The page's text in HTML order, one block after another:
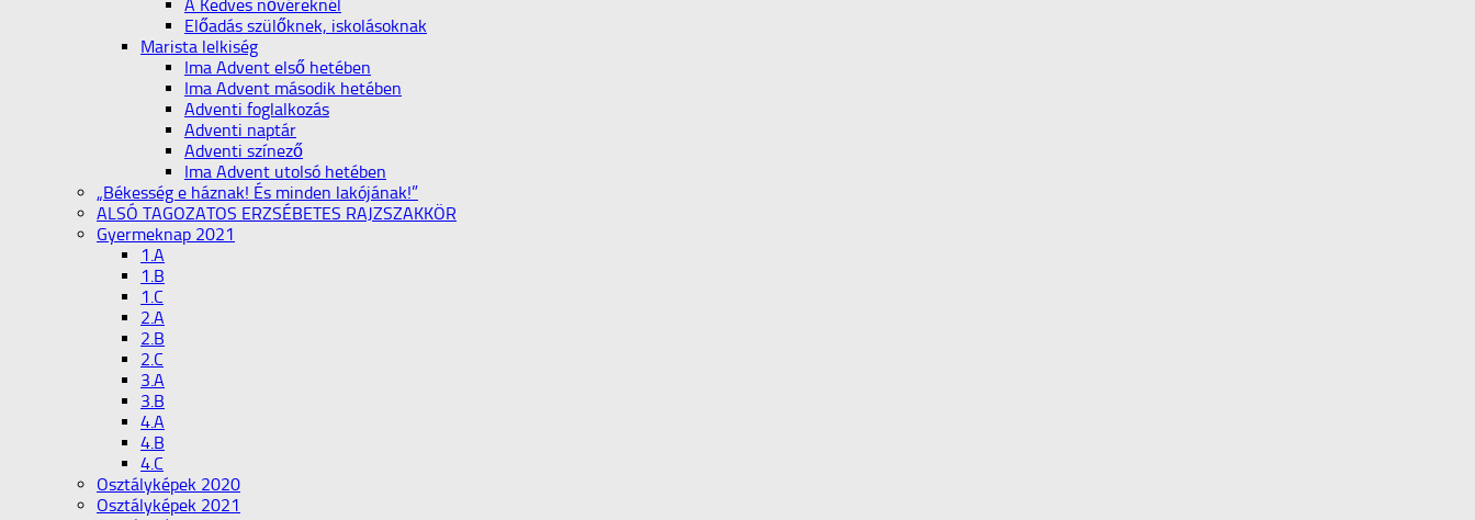
A Kedves nővéreknél
Előadás szülőknek, iskolásoknak
Marista lelkiség
Ima Advent első hetében
Ima Advent második hetében
Adventi foglalkozás
Adventi naptár
Adventi színező
Ima Advent utolsó hetében
„Békesség e háznak! És minden lakójának!”
ALSÓ TAGOZATOS ERZSÉBETES RAJZSZAKKÖR
Gyermeknap 2021
1.A
1.B
1.C
2.A
2.B
2.C
3.A
3.B
4.A
4.B
4.C
Osztályképek 2020
Osztályképek 2021